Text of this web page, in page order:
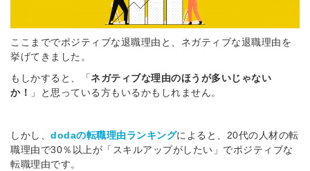
ここまででポジティブな退職理由と、ネガティブな退職理由を
挙げてきました。
もしかすると、「ネガティブな理由のほうが多いじゃない
か！
」と思っている方もいるかもしれません。
しかし、 dodaの転職理由ランキングによると、20代の人材の転
職理由で30％以上が「スキルアップがしたい」でポジティブな
転職理由です。